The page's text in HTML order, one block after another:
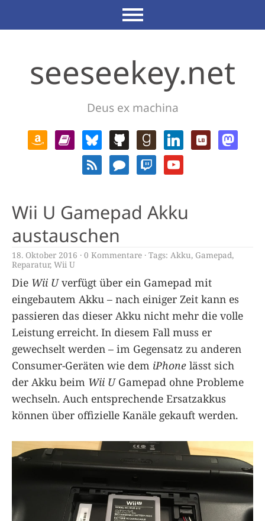
seeseekey.net
Deus ex machina
Wii U Gamepad Akku
austauschen
18. Oktober 2016 0 Kommentare Tags: Akku, Gamepad,
Reparatur, Wii U
Die Wii Uverfügt über ein Gamepad mit
eingebautem Akku – nach einiger Zeit kann es
passieren das dieser Akku nicht mehr die volle
Leistung erreicht. In diesem Fall muss er
gewechselt werden – im Gegensatz zu anderen
Consumer-Geräten wie dem iPhone lässt sich
der Akku beim Wii UGamepad ohne Probleme
wechseln. Auch entsprechende Ersatzakkus
können über offizielle Kanäle gekauft werden.